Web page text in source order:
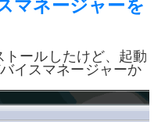
マネージャーを
トールしたけど、起動
イスマネージャーか